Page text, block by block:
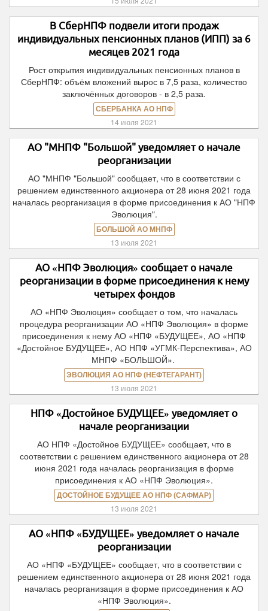
В СберНПФ подвели итоги продаж
индивидуальных пенсионных планов (ИПП) за 6
месяцев 2021 года
Рост открытия индивидуальных пенсионных планов в
СберНПФ: объём вложений вырос в 7,5 раза, количество
заключённых договоров - в 2,5 раза.
СБЕРБАНКА АО НПФ
14 июля 2021
АО "МНПФ "Большой" уведомляет о начале
реорганизации
АО "МНПФ "Большой" сообщает, что в соответствии с
решением единственного акционера от 28 июня 2021 года
началась реорганизация в форме присоединения к АО "НПФ
Эволюция".
БОЛЬШОЙ АО МНПФ
13 июля 2021
АО «НПФ Эволюция» сообщает о начале
реорганизации в форме присоединения к нему
четырех фондов
АО «НПФ Эволюция» сообщает о том, что началась
процедура реорганизации АО «НПФ Эволюция» в форме
присоединения к нему АО «НПФ «БУДУЩЕЕ», АО «НПФ
«Достойное БУДУЩЕЕ», АО НПФ «УГМК-Перспектива», АО
МНПФ «БОЛЬШОЙ».
ЭВОЛЮЦИЯ АО НПФ (НЕФТЕГАРАНТ)
13 июля 2021
НПФ «Достойное БУДУЩЕЕ» уведомляет о
начале реорганизации
АО НПФ «Достойное БУДУЩЕЕ» сообщает, что в
соответствии с решением единственного акционера от 28
июня 2021 года началась реорганизация в форме
присоединения к АО «НПФ Эволюция».
ДОСТОЙНОЕ БУДУЩЕЕ АО НПФ (САФМАР)
13 июля 2021
АО «НПФ «БУДУЩЕЕ» уведомляет о начале
реорганизации
АО «НПФ «БУДУЩЕЕ» сообщает, что в соответствии с
решением единственного акционера от 28 июня 2021 года
началась реорганизация в форме присоединения к АО
«НПФ Эволюция».